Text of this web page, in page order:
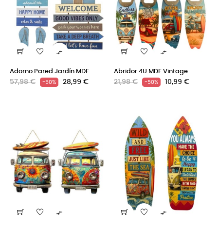

Adorno Pared Jardín MDF...
Precio
57,98 € -50% Precio
28,99 €

Abridor 4U MDF Vintage...
Precio
21,98 € -50% Precio
10,99 €
 